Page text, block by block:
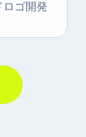
ロゴ開発